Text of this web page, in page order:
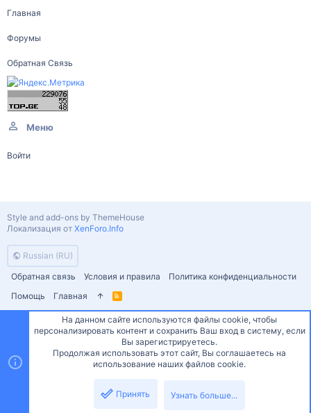
Главная
Форумы
Обратная Связь
Меню
Войти
Russian (RU)
Обратная связь
Условия и правила
Политика конфиденциальности
Помощь
Главная
R
S
Style and add-ons by ThemeHouse
Локализация от XenForo.Info
СверхуСнизу
На данном сайте используются файлы cookie, чтобы
персонализировать контент и сохранить Ваш вход в систему, если
Вы зарегистрируетесь.
Продолжая использовать этот сайт, Вы соглашаетесь на
использование наших файлов cookie.
Принять Узнать больше...